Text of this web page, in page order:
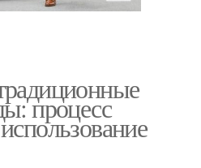
процесс